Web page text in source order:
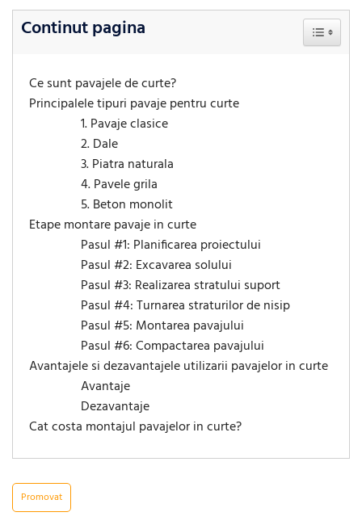
Continut pagina Toggle
Ce sunt pavajele de curte?
Principalele tipuri pavaje pentru curte
1. Pavaje clasice
2. Dale
3. Piatra naturala
4. Pavele grila
5. Beton monolit
Etape montare pavaje in curte
Pasul #1: Planificarea proiectului
Pasul #2: Excavarea solului
Pasul #3: Realizarea stratului suport
Pasul #4: Turnarea straturilor de nisip
Pasul #5: Montarea pavajului
Pasul #6: Compactarea pavajului
Avantajele si dezavantajele utilizarii pavajelor in curte
Avantaje
Dezavantaje
Cat costa montajul pavajelor in curte?
Promovat